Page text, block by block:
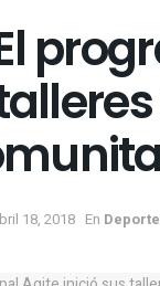
18, 2018 En